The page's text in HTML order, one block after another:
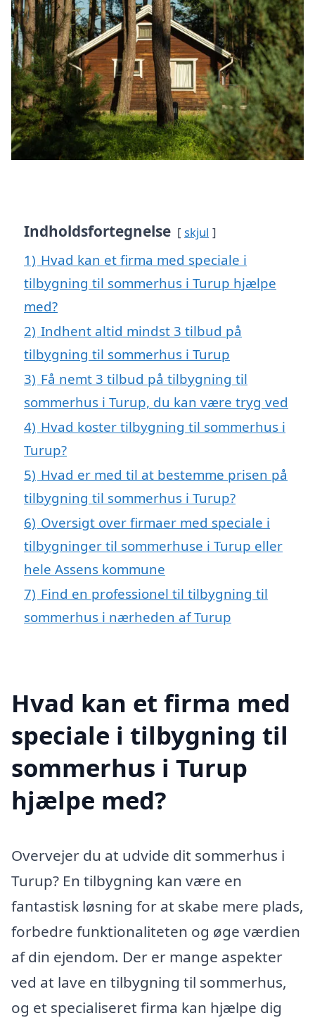
Indholdsfortegnelse skjul
1) Hvad kan et firma med speciale i
tilbygning til sommerhus i Turup hjælpe
med?
2) Indhent altid mindst 3 tilbud på
tilbygning til sommerhus i Turup
3) Få nemt 3 tilbud på tilbygning til
sommerhus i Turup, du kan være tryg ved
4) Hvad koster tilbygning til sommerhus i
Turup?
5) Hvad er med til at bestemme prisen på
tilbygning til sommerhus i Turup?
6) Oversigt over firmaer med speciale i
tilbygninger til sommerhuse i Turup eller
hele Assens kommune
7) Find en professionel til tilbygning til
sommerhus i nærheden af Turup
Hvad kan et firma med
speciale i tilbygning til
sommerhus i Turup
hjælpe med?
Overvejer du at udvide dit sommerhus i
Turup? En tilbygning kan være en
fantastisk løsning for at skabe mere plads,
forbedre funktionaliteten og øge værdien
af din ejendom. Der er mange aspekter
ved at lave en tilbygning til sommerhus,
og et specialiseret firma kan hjælpe dig